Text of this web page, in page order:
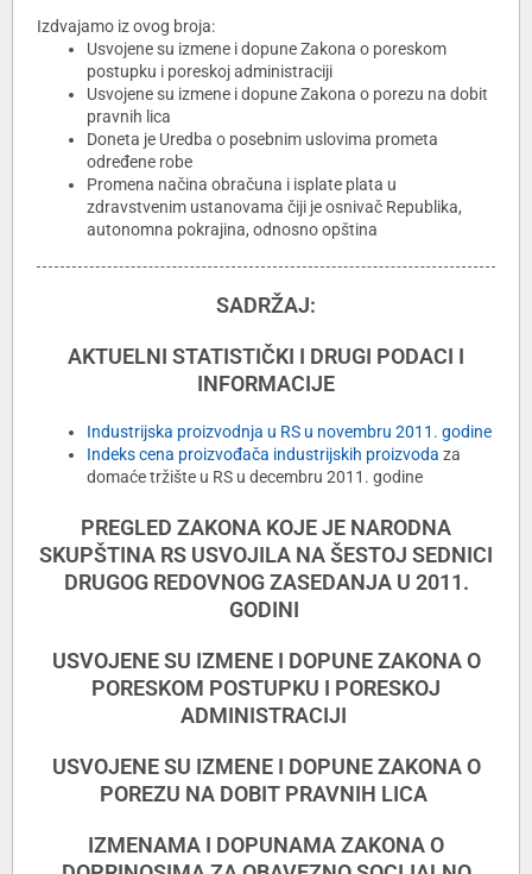
Izdvajamo iz ovog broja:
Usvojene su izmene i dopune Zakona o poreskom
postupku i poreskoj administraciji
Usvojene su izmene i dopune Zakona o porezu na dobit
pravnih lica
Doneta je Uredba o posebnim uslovima prometa
određene robe
Promena načina obračuna i isplate plata u
zdravstvenim ustanovama čiji je osnivač Republika,
autonomna pokrajina, odnosno opština
SADRŽAJ:
AKTUELNI STATISTIČKI I DRUGI PODACI I
INFORMACIJE
Industrijska proizvodnja u RS u novembru 2011. godine
Indeks cena proizvođača industrijskih proizvoda za
domaće tržište u RS u decembru 2011. godine
PREGLED ZAKONA KOJE JE NARODNA
SKUPŠTINA RS USVOJILA NA ŠESTOJ SEDNICI
DRUGOG REDOVNOG ZASEDANJA U 2011.
GODINI
USVOJENE SU IZMENE I DOPUNE ZAKONA O
PORESKOM POSTUPKU I PORESKOJ
ADMINISTRACIJI
USVOJENE SU IZMENE I DOPUNE ZAKONA O
POREZU NA DOBIT PRAVNIH LICA
IZMENAMA I DOPUNAMA ZAKONA O